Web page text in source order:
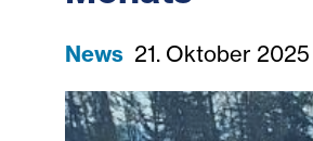
News 21. Oktober 2025